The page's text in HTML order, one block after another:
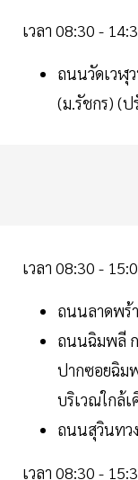
เวลา 08:30 -
ถนนวัดเวฬุ
(ม.รัชกร) (ป
เวลา 08:30 -
ถนนลาดพร้
ถนนฉิมพลี
ปากซอยฉิม
บริเวณใกล้
ถนนสุวินทว
เวลา 08:30 -